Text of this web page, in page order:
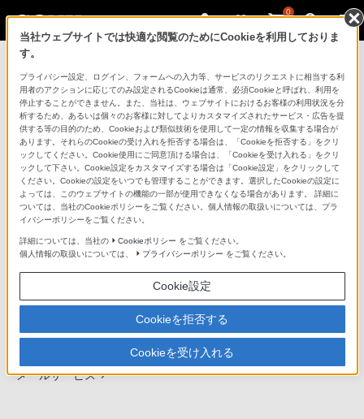
0
ソニーストアのご利用ガイド
ご利用ガイドでは、ソニーストアのご利用方法・サービ
スに関しまとめてご案内しております。
ご利用の前に
ソニーストア 店舗のご案内
ソニーショップ（ソニーストア取次店）のご案内
ソニーストアの特典・サービス
（長期保証、下取サービス、設置・設定サービスなど）
定期クーポンのプレゼントについて
メールサービス
当社ウェブサイトでは快適な閲覧のためにCookieを利用しておりま
す。
プライバシー設定、ログイン、フォームへの入力等、サービスのリクエストに相当する利
用者のアクションに応じてのみ設定されるCookieは通常、必須Cookieと呼ばれ、利用を
停止することができません。また、当社は、ウェブサイトにおけるお客様の利用状況を分
析するため、あるいは個々のお客様に対してよりカスタマイズされたサービス・広告を提
供する等の目的のため、Cookieおよび類似技術を使用して一定の情報を収集する場合が
あります。それらのCookieの受け入れを拒否する場合は、「Cookieを拒否する」をクリ
ックしてください。Cookie使用にご同意頂ける場合は、「Cookieを受け入れる」をクリ
ックして下さい。Cookie設定をカスタマイズする場合は「Cookie設定」をクリックして
ください。Cookieの設定をいつでも管理することができます。選択したCookieの設定に
よっては、このウェブサイトの機能の一部が使用できなくなる場合があります。 詳細に
ついては、当社のCookieポリシーをご覧ください。個人情報の取扱いについては、プラ
イバシーポリシーをご覧ください。
詳細については、当社の Cookieポリシー をご覧ください。
個人情報の取扱いについては、
プライバシーポリシー をご覧ください。
Cookie設定
Cookieを拒否する
Cookieを受け入れる